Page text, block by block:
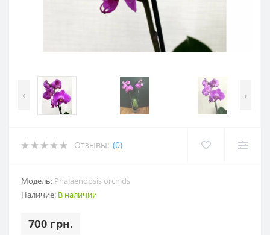
‹ ›
Отзывы: (0)
Модель: Phalaenopsis orchids
Наличие: В наличии
700 грн.